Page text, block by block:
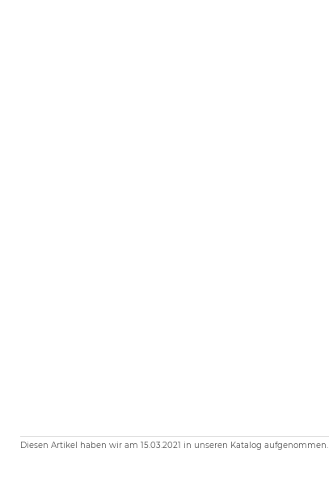
Diesen Artikel haben wir am 15.03.2021 in unseren Katalog aufgenommen.